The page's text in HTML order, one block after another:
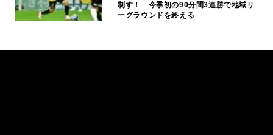
制す！ 今季初の90分間3連勝で地域リ
ーグラウンドを終える